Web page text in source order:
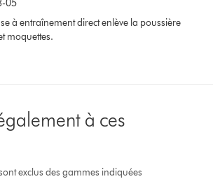
05
à entraînement direct enlève la poussière
moquettes.
à ces
exclus des gammes indiquées